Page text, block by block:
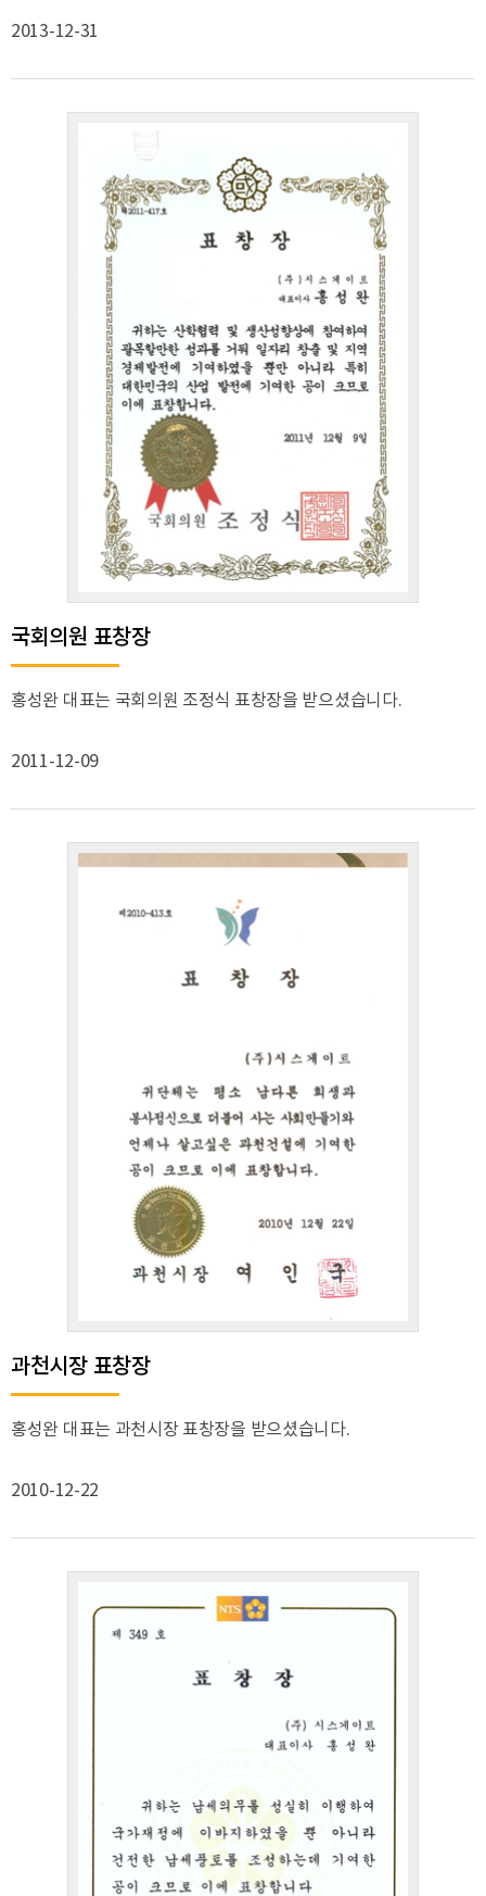
2013-12-31
국회의원 표창장
홍성완 대표는 국회의원 조정식 표창장을 받으셨습니다.
2011-12-09
과천시장 표창장
홍성완 대표는 과천시장 표창장을 받으셨습니다.
2010-12-22